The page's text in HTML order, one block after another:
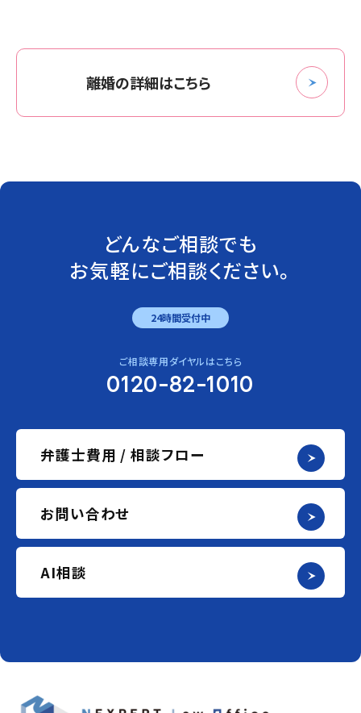
離婚の詳細はこちら
どんなご相談でも
お気軽にご相談ください。
24時間受付中
ご相談専用ダイヤルはこちら
0120-82-1010
弁護士費用 / 相談フロー
お問い合わせ
AI相談